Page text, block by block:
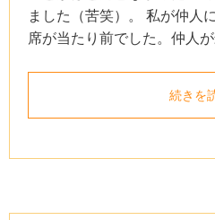
ました（苦笑）。 私が仲人
席が当たり前でした。仲人
続きを